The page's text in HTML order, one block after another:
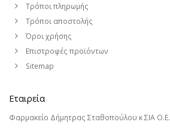
Τρόποι πληρωμής
Τρόποι αποστολής
Όροι χρήσης
Επιστροφές προϊόντων
Sitemap
Εταιρεία
Φαρμακείο Δήμητρας Σταθοπούλου κ ΣΙΑ Ο.Ε.